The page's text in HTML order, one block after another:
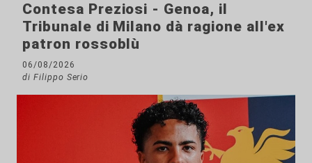
Contesa Preziosi - Genoa, il
Tribunale di Milano dà ragione all'ex
patron rossoblù
06/08/2026
di Filippo Serio